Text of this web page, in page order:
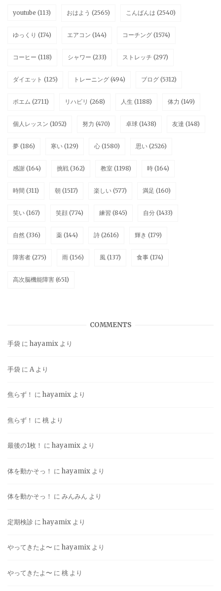
youtube (113) おはよう (2565) こんばんは (2540)
ゆっくり (174) エアコン (144) コーチング (1574)
コーヒー (118) シャワー (233) ストレッチ (297)
ダイエット (125) トレーニング (494) ブログ (5312)
ポエム (2711) リハビリ (268) 人生 (1188) 体力 (149)
個人レッスン (1052) 努力 (470) 卓球 (1438) 友達 (148)
夢 (186) 寒い (129) 心 (1580) 思い (2526)
感謝 (164) 挑戦 (362) 教室 (1198) 時 (164)
時間 (311) 朝 (1517) 楽しい (577) 満足 (160)
笑い (167) 笑顔 (774) 練習 (845) 自分 (1433)
自然 (336) 薬 (144) 詩 (2616) 輝き (179)
障害者 (275) 雨 (156) 風 (137) 食事 (174)
高次脳機能障害 (651)
COMMENTS
手袋 に hayamix より
手袋 に Aより
焦らず！ に hayamix より
焦らず！ に 桃 より
最後の1枚！ に hayamix より
体を動かそっ！ に hayamix より
体を動かそっ！ に みんみん より
定期検診 に hayamix より
やってきたよ〜 に hayamix より
やってきたよ〜 に 桃 より